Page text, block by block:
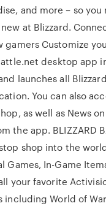
and more – so you
new at Blizzard.
gamers Customize
desktop app
launches all
You can also
as well as News
the app. BLIZZARD
shop into the
Games, In-Game
your favorite
including World of